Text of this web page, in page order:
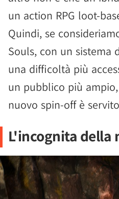
un action RPG loot-
Quindi, se
Souls, con un sistema
una difficoltà più
un pubblico più
nuovo spin-off è
L'incognita della